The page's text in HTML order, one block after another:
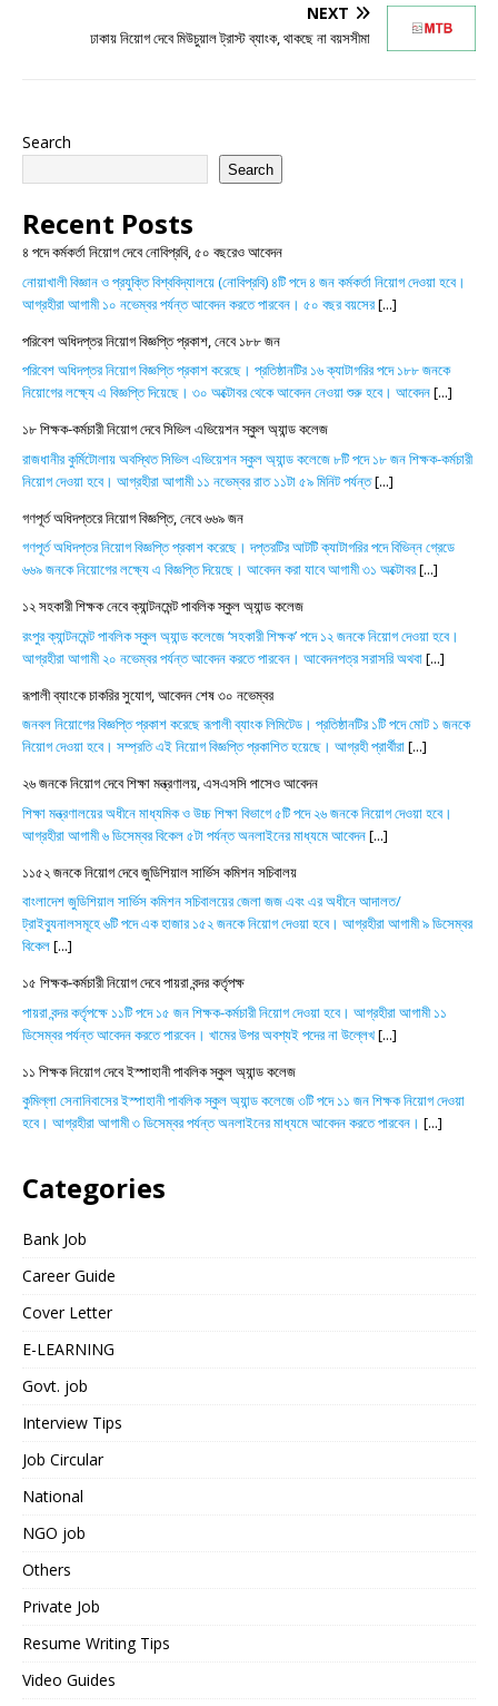
NEXT
ঢাকায় নিয়োগ দেবে মিউচুয়াল ট্রাস্ট ব্যাংক, থাকছে না বয়সসীমা
Search
Search
Recent Posts
৪ পদে কর্মকর্তা নিয়োগ দেবে নোবিপ্রবি, ৫০ বছরেও আবেদন
নোয়াখালী বিজ্ঞান ও প্রযুক্তি বিশ্ববিদ্যালয়ে (নোবিপ্রবি) ৪টি পদে ৪ জন কর্মকর্তা নিয়োগ দেওয়া হবে।
আগ্রহীরা আগামী ১০ নভেম্বর পর্যন্ত আবেদন করতে পারবেন। ৫০ বছর বয়সের[...]
পরিবেশ অধিদপ্তর নিয়োগ বিজ্ঞপ্তি প্রকাশ, নেবে ১৮৮ জন
পরিবেশ অধিদপ্তর নিয়োগ বিজ্ঞপ্তি প্রকাশ করেছে। প্রতিষ্ঠানটির ১৬ ক্যাটাগরির পদে ১৮৮ জনকে
নিয়োগের লক্ষ্যে এ বিজ্ঞপ্তি দিয়েছে। ৩০ অক্টোবর থেকে আবেদন নেওয়া শুরু হবে। আবেদন[...]
১৮ শিক্ষক-কর্মচারী নিয়োগ দেবে সিভিল এভিয়েশন স্কুল অ্যান্ড কলেজ
রাজধানীর কুর্মিটোলায় অবস্থিত সিভিল এভিয়েশন স্কুল অ্যান্ড কলেজে ৮টি পদে ১৮ জন শিক্ষক-কর্মচারী
নিয়োগ দেওয়া হবে। আগ্রহীরা আগামী ১১ নভেম্বর রাত ১১টা ৫৯ মিনিট পর্যন্ত[...]
গণপূর্ত অধিদপ্তরে নিয়োগ বিজ্ঞপ্তি, নেবে ৬৬৯ জন
গণপূর্ত অধিদপ্তর নিয়োগ বিজ্ঞপ্তি প্রকাশ করেছে। দপ্তরটির আটটি ক্যাটাগরির পদে বিভিন্ন গ্রেডে
৬৬৯ জনকে নিয়োগের লক্ষ্যে এ বিজ্ঞপ্তি দিয়েছে। আবেদন করা যাবে আগামী ৩১ অক্টোবর[...]
১২ সহকারী শিক্ষক নেবে ক্যান্টনমেন্ট পাবলিক স্কুল অ্যান্ড কলেজ
রংপুর ক্যান্টনমেন্ট পাবলিক স্কুল অ্যান্ড কলেজে ‘সহকারী শিক্ষক’ পদে ১২ জনকে নিয়োগ দেওয়া হবে।
আগ্রহীরা আগামী ২০ নভেম্বর পর্যন্ত আবেদন করতে পারবেন। আবেদনপত্র সরাসরি অথবা[...]
রূপালী ব্যাংকে চাকরির সুযোগ, আবেদন শেষ ৩০ নভেম্বর
জনবল নিয়োগের বিজ্ঞপ্তি প্রকাশ করেছে রূপালী ব্যাংক লিমিটেড। প্রতিষ্ঠানটির ১টি পদে মোট ১ জনকে
নিয়োগ দেওয়া হবে। সম্প্রতি এই নিয়োগ বিজ্ঞপ্তি প্রকাশিত হয়েছে। আগ্রহী প্রার্থীরা[...]
২৬ জনকে নিয়োগ দেবে শিক্ষা মন্ত্রণালয়, এসএসসি পাসেও আবেদন
শিক্ষা মন্ত্রণালয়ের অধীনে মাধ্যমিক ও উচ্চ শিক্ষা বিভাগে ৫টি পদে ২৬ জনকে নিয়োগ দেওয়া হবে।
আগ্রহীরা আগামী ৬ ডিসেম্বর বিকেল ৫টা পর্যন্ত অনলাইনের মাধ্যমে আবেদন[...]
১১৫২ জনকে নিয়োগ দেবে জুডিশিয়াল সার্ভিস কমিশন সচিবালয়
বাংলাদেশ জুডিশিয়াল সার্ভিস কমিশন সচিবালয়ের জেলা জজ এবং এর অধীনে আদালত/
ট্রাইব্যুনালসমূহে ৬টি পদে এক হাজার ১৫২ জনকে নিয়োগ দেওয়া হবে। আগ্রহীরা আগামী ৯ ডিসেম্বর
বিকেল[...]
১৫ শিক্ষক-কর্মচারী নিয়োগ দেবে পায়রা বন্দর কর্তৃপক্ষ
পায়রা বন্দর কর্তৃপক্ষে ১১টি পদে ১৫ জন শিক্ষক-কর্মচারী নিয়োগ দেওয়া হবে। আগ্রহীরা আগামী ১১
ডিসেম্বর পর্যন্ত আবেদন করতে পারবেন। খামের উপর অবশ্যই পদের না উল্লেখ[...]
১১ শিক্ষক নিয়োগ দেবে ইস্পাহানী পাবলিক স্কুল অ্যান্ড কলেজ
কুমিল্লা সেনানিবাসের ইস্পাহানী পাবলিক স্কুল অ্যান্ড কলেজে ৩টি পদে ১১ জন শিক্ষক নিয়োগ দেওয়া
হবে। আগ্রহীরা আগামী ৩ ডিসেম্বর পর্যন্ত অনলাইনের মাধ্যমে আবেদন করতে পারবেন। [...]
Categories
Bank Job
Career Guide
Cover Letter
E-LEARNING
Govt. job
Interview Tips
Job Circular
National
NGO job
Others
Private Job
Resume Writing Tips
Video Guides